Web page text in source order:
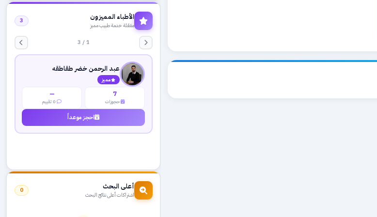
الأطباء المميزون
مفعّلة خدمة طبيب مميز
3
1 / 3
عبد الرحمن خضر طقاطقه
مميز
7
حجوزات
—
احجز موعداً
أعلى البحث
اشتراكات أعلى نتائج البحث
0